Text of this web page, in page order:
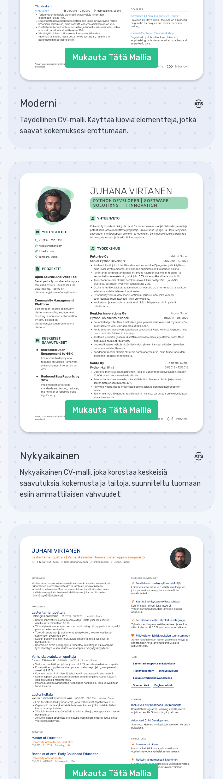
Mukauta Tätä Mallia
Moderni
Täydellinen CV-malli. Käyttää luovia elementtejä, jotka
saavat kokemuksesi erottumaan.
Mukauta Tätä Mallia
Nykyaikainen
Nykyaikainen CV-malli, joka korostaa keskeisiä
saavutuksia, kokemusta ja taitoja, suunniteltu tuomaan
esiin ammattilaisen vahvuudet.
Mukauta Tätä Mallia